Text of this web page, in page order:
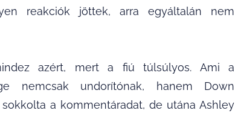
reakciók jöttek, arra egyáltalán nem
azért, mert a fiú túlsúlyos. Ami a
nemcsak undorítónak, hanem Down
a kommentáradat, de utána Ashley